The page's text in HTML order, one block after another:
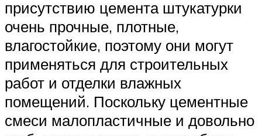
присутствию цемента штукатурки
очень прочные, плотные,
влагостойкие, поэтому они могут
применяться для строительных
работ и отделки влажных
помещений. Поскольку цементные
смеси малопластичные и довольно